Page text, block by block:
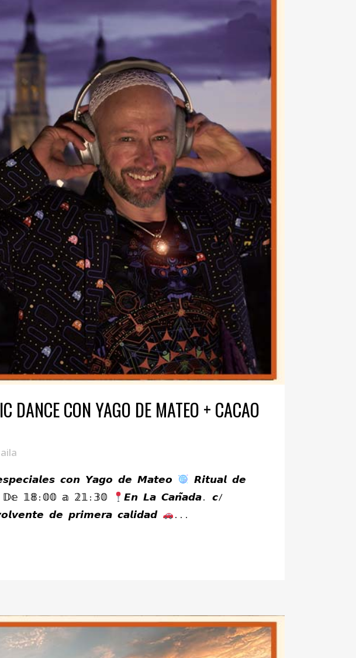
DANCE CON YAGO DE MATEO + CACAO
𝙘𝙤𝙣 𝙔𝙖𝙜𝙤 𝙙𝙚 𝙈𝙖𝙩𝙚𝙤
𝙍𝙞𝙩𝙪𝙖𝙡 𝙙𝙚
𝔻𝕖 𝟙𝟠:𝟘𝟘 𝕒 𝟚𝟙:𝟛𝟘
𝙀𝙣 𝙇𝙖 𝘾𝙖𝙣̃𝙖𝙙𝙖. 𝙘/
𝙙𝙚 𝙥𝙧𝙞𝙢𝙚𝙧𝙖 𝙘𝙖𝙡𝙞𝙙𝙖𝙙
...